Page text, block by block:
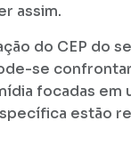
assim.
do CEP do
se
focadas em
estão